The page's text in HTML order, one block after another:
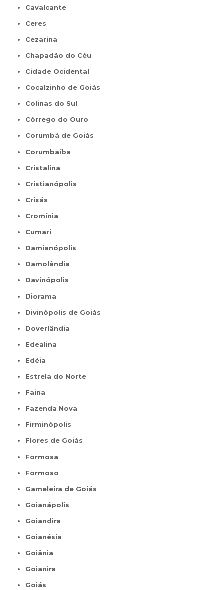
Cavalcante
Ceres
Cezarina
Chapadão do Céu
Cidade Ocidental
Cocalzinho de Goiás
Colinas do Sul
Córrego do Ouro
Corumbá de Goiás
Corumbaíba
Cristalina
Cristianópolis
Crixás
Cromínia
Cumari
Damianópolis
Damolândia
Davinópolis
Diorama
Divinópolis de Goiás
Doverlândia
Edealina
Edéia
Estrela do Norte
Faina
Fazenda Nova
Firminópolis
Flores de Goiás
Formosa
Formoso
Gameleira de Goiás
Goianápolis
Goiandira
Goianésia
Goiânia
Goianira
Goiás